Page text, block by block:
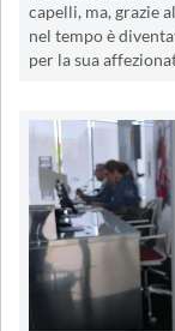
capelli, ma, grazie
nel tempo è
per la sua